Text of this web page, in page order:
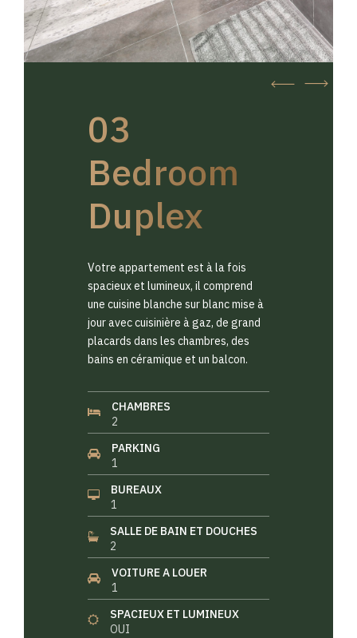
03
Bedroom
Duplex
Votre appartement est à la fois
spacieux et lumineux, il comprend
une cuisine blanche sur blanc mise à
jour avec cuisinière à gaz, de grand
placards dans les chambres, des
bains en céramique et un balcon.
CHAMBRES
2
PARKING
1
BUREAUX
1
SALLE DE BAIN ET DOUCHES
2
VOITURE A LOUER
1
SPACIEUX ET LUMINEUX
OUI